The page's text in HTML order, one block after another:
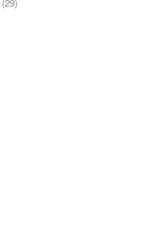
(29)